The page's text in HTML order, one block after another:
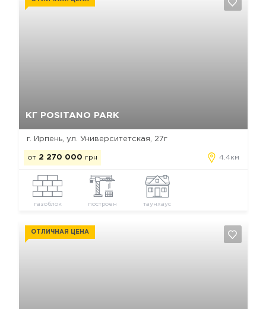
КГ POSITANO PARK
г. Ирпень, ул. Университетская, 27г
от 2 270 000 грн 4.4км
газоблок построен таунхаус
ОТЛИЧНАЯ ЦЕНА